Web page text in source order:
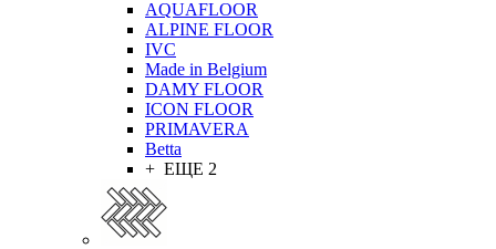
AQUAFLOOR
ALPINE FLOOR
IVC
Made in Belgium
DAMY FLOOR
ICON FLOOR
PRIMAVERA
Betta
+ ЕЩЕ 2